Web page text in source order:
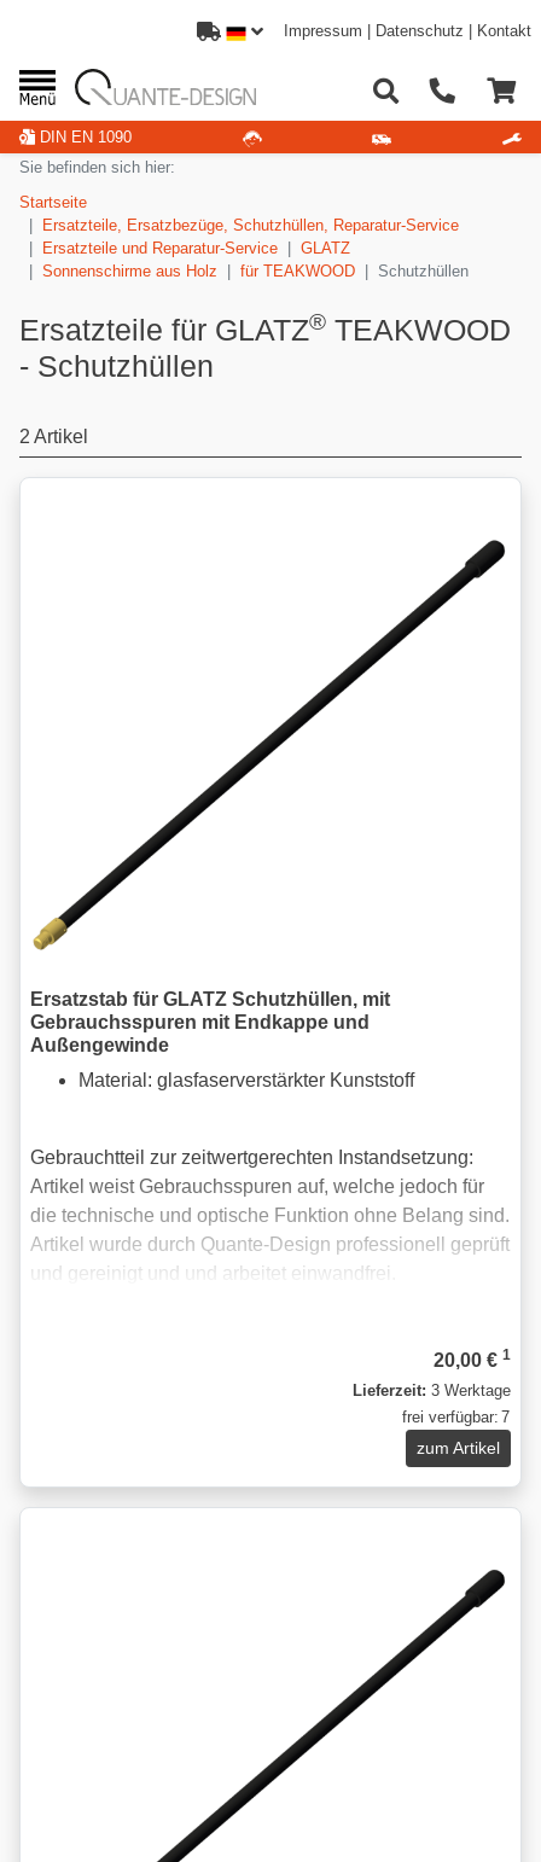
Impressum Datenschutz Kontakt
DIN EN 1090
Sie befinden sich hier:
Startseite
Ersatzteile, Ersatzbezüge, Schutzhüllen, Reparatur-Service
Ersatzteile und Reparatur-Service
GLATZ
Sonnenschirme aus Holz
für TEAKWOOD Schutzhüllen
Ersatzteile für GLATZ® TEAKWOOD
- Schutzhüllen
2 Artikel
Ersatzstab für GLATZ Schutzhüllen, mit
Gebrauchsspuren mit Endkappe und
Außengewinde
Material: glasfaserverstärkter Kunststoff
Gebrauchtteil zur zeitwertgerechten Instandsetzung:
Artikel weist Gebrauchsspuren auf, welche jedoch für
die technische und optische Funktion ohne Belang sind.
Artikel wurde durch Quante-Design professionell geprüft
und gereinigt und und arbeitet einwandfrei.
20,00 € 1
Lieferzeit: 3 Werktage
frei verfügbar: 7
zum Artikel